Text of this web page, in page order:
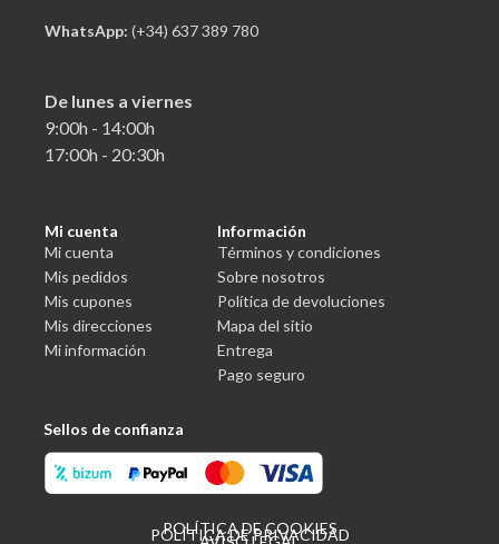
WhatsApp: (+34) 637 389 780
De lunes a viernes
9:00h - 14:00h
17:00h - 20:30h
Mi cuenta
Mi cuenta
Mis pedidos
Mis cupones
Mis direcciones
Mi información
Información
Términos y condiciones
Sobre nosotros
Política de devoluciones
Mapa del sitio
Entrega
Pago seguro
Sellos de confianza
POLÍTICA DE COOKIES
POLÍTICA DE PRIVACIDAD